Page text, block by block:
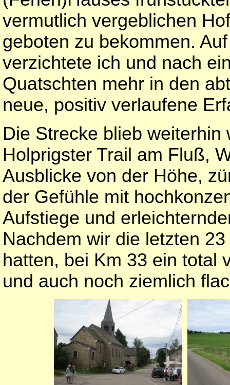
vermutlich vergeblichen
geboten zu bekommen.
verzichtete ich und nach
Quatschten mehr in den
neue, positiv verlaufene
Die Strecke blieb weiterhin
Holprigster Trail am Fluß,
Ausblicke von der Höhe,
der Gefühle mit
Aufstiege und
Nachdem wir die letzten
hatten, bei Km 33 ein total
und auch noch ziemlich